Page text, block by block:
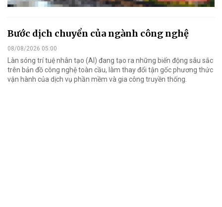
Bước dịch chuyển của ngành công nghệ
08/08/2026 05:00
Làn sóng trí tuệ nhân tạo (AI) đang tạo ra những biến động sâu sắc
trên bản đồ công nghệ toàn cầu, làm thay đổi tận gốc phương thức
vận hành của dịch vụ phần mềm và gia công truyền thống.